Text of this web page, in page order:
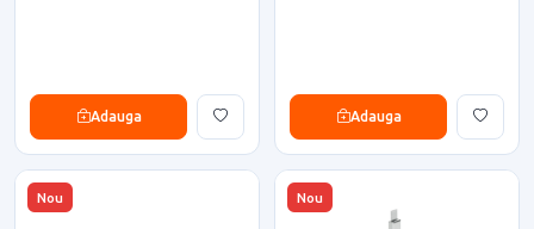
Adauga Adauga
Nou Nou